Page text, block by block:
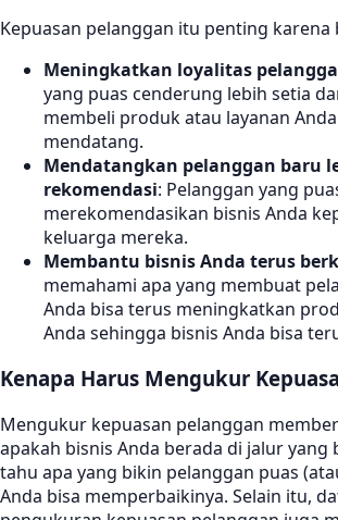
Kepuasan pelanggan itu penting karena
Meningkatkan loyalitas
yang puas cenderung lebih setia
membeli produk atau layanan
mendatang.
Mendatangkan pelanggan baru
rekomendasi: Pelanggan yang
merekomendasikan bisnis Anda
keluarga mereka.
Membantu bisnis Anda terus
memahami apa yang membuat
Anda bisa terus meningkatkan
Anda sehingga bisnis Anda bisa
Kenapa Harus Mengukur
Mengukur kepuasan pelanggan
apakah bisnis Anda berada di jalur yang
tahu apa yang bikin pelanggan puas
Anda bisa memperbaikinya. Selain itu,